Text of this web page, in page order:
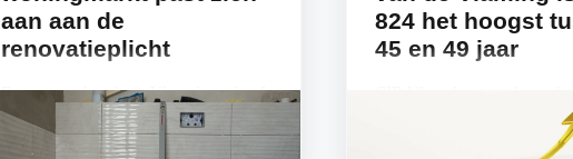
aan aan de
renovatieplicht
De vastgoedmarkt in Vlaanderen heeft
een daling van 9,2% in het aantal
vastgoedtransacties gezien in de eerste
824 het hoogst
45 en 49 jaar
CIB Vlaanderen onderzocht
tussen de leeftijd van de
gemiddelde huurprijzen.